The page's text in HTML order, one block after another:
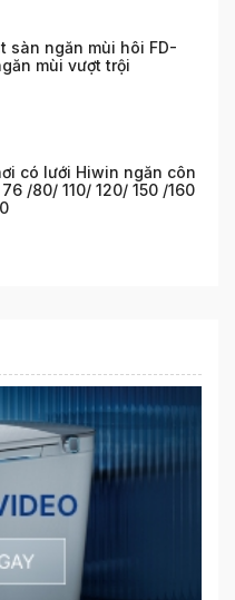
sàn ngăn mùi hôi FD-
mùi vượt trội
có lưới Hiwin ngăn côn
/80/ 110/ 120/ 150 /160